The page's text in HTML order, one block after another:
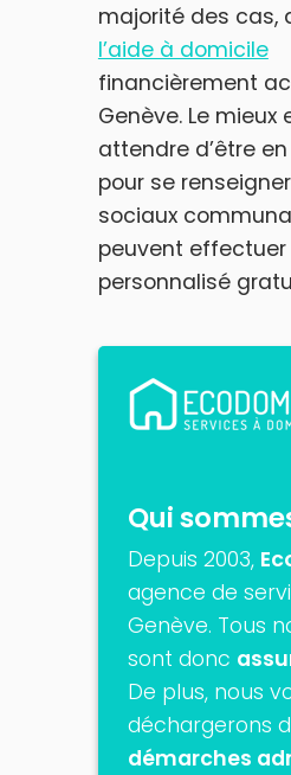
majorité des cas,
l’aide à domicile
financièrement
Genève. Le mieux
attendre d’être
pour se
sociaux
peuvent effectuer
personnalisé
Qui
Depuis 2003,
agence de
Genève. Tous
sont donc
De plus, nous
déchargerons
démarches